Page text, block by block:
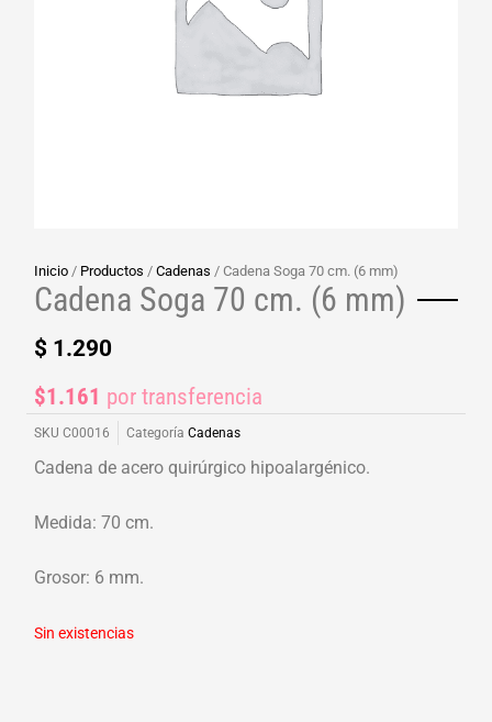
Inicio / Productos /Cadenas / Cadena Soga 70 cm. (6 mm)
Cadena Soga 70 cm. (6 mm)
$ 1.290
$1.161 por transferencia
SKUC00016 Categoría Cadenas
Cadena de acero quirúrgico hipoalargénico.
Medida: 70 cm.
Grosor: 6 mm.
Sin existencias